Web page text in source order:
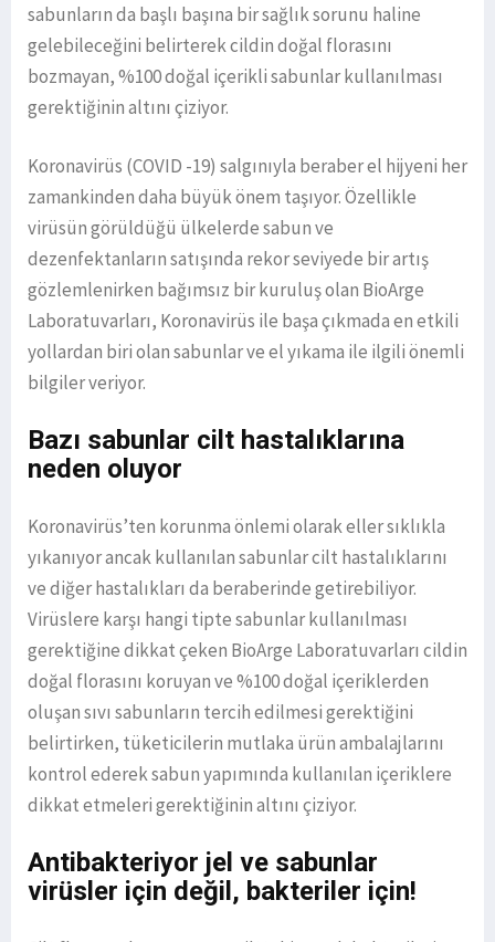
sabunların da başlı başına bir sağlık sorunu haline
gelebileceğini belirterek cildin doğal florasını
bozmayan, %100 doğal içerikli sabunlar kullanılması
gerektiğinin altını çiziyor.
Koronavirüs (COVID -19) salgınıyla beraber el hijyeni her
zamankinden daha büyük önem taşıyor. Özellikle
virüsün görüldüğü ülkelerde sabun ve
dezenfektanların satışında rekor seviyede bir artış
gözlemlenirken bağımsız bir kuruluş olan BioArge
Laboratuvarları, Koronavirüs ile başa çıkmada en etkili
yollardan biri olan sabunlar ve el yıkama ile ilgili önemli
bilgiler veriyor.
Bazı sabunlar cilt hastalıklarına
neden oluyor
Koronavirüs’ten korunma önlemi olarak eller sıklıkla
yıkanıyor ancak kullanılan sabunlar cilt hastalıklarını
ve diğer hastalıkları da beraberinde getirebiliyor.
Virüslere karşı hangi tipte sabunlar kullanılması
gerektiğine dikkat çeken BioArge Laboratuvarları cildin
doğal florasını koruyan ve %100 doğal içeriklerden
oluşan sıvı sabunların tercih edilmesi gerektiğini
belirtirken, tüketicilerin mutlaka ürün ambalajlarını
kontrol ederek sabun yapımında kullanılan içeriklere
dikkat etmeleri gerektiğinin altını çiziyor.
Antibakteriyor jel ve sabunlar
virüsler için değil, bakteriler için!